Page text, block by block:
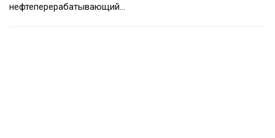
нефтеперерабатывающий…